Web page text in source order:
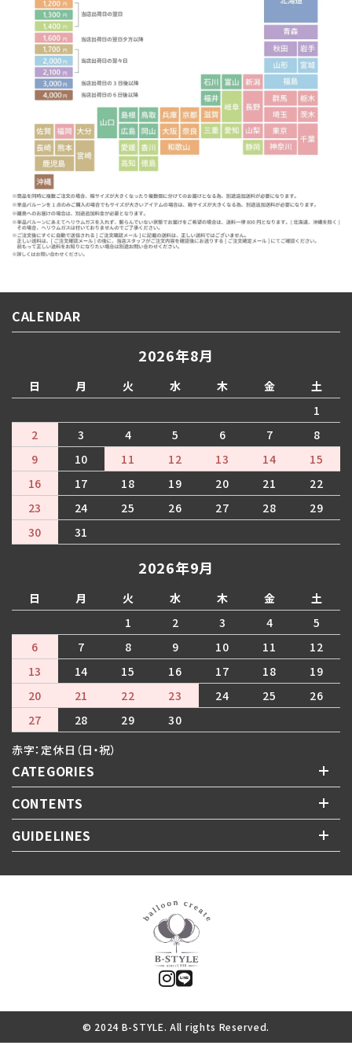
CALENDAR
2026年8月
日 月 火 水 木 金
土
1
2
3 4 5 6 7
8
9
10 11 12 13 14
15
16
17 18 19 20 21
22
23
24 25 26 27 28
29
30
31
2026年9月
日 月 火 水 木 金
土
1
2 3 4
5
6
7 8 9 10 11
12
13
14 15 16 17 18
19
20
21 22 23 24 25
26
27
28 29
30
赤字：定休日（日・祝）
CATEGORIES
CONTENTS
GUIDELINES
© 2024 B-STYLE. All rights Reserved.